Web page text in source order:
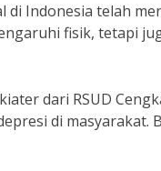
Indonesia telah
fisik, tetapi
dari RSUD
di masyarakat.